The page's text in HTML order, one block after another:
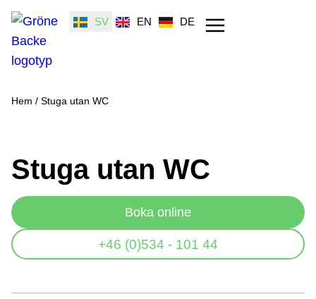
SV EN DE
Hem / Stuga utan WC
Stuga utan WC
Boka online
+46 (0)534 - 101 44